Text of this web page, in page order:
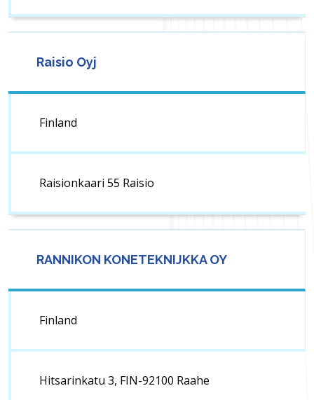
Raisio Oyj
Finland
Raisionkaari 55 Raisio
RANNIKON KONETEKNIJKKA OY
Finland
Hitsarinkatu 3, FIN-92100 Raahe